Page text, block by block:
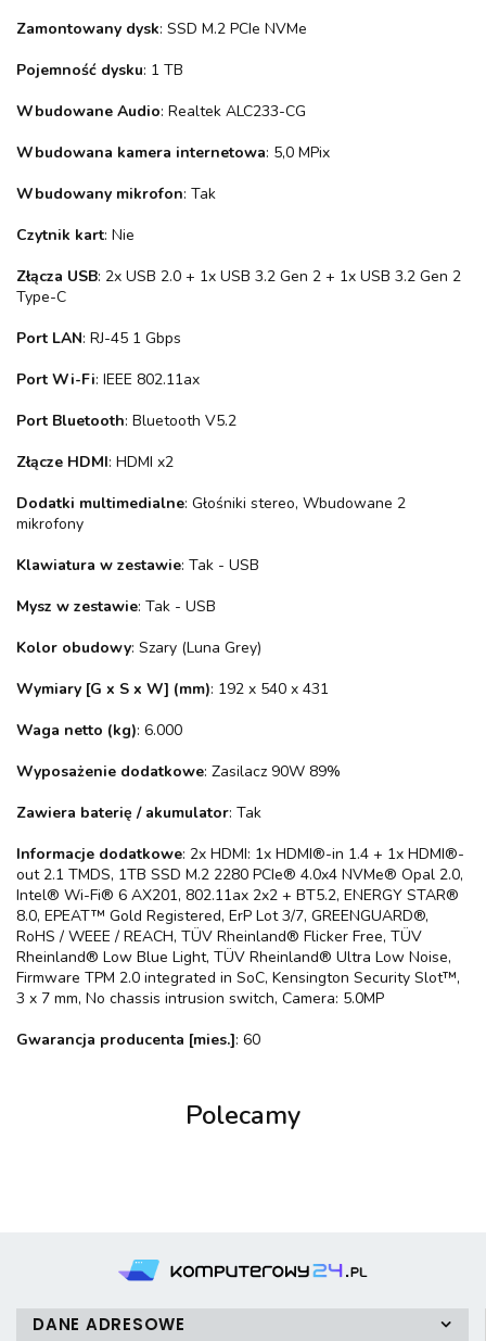
Zamontowany dysk: SSD M.2 PCIe NVMe
Pojemność dysku: 1 TB
Wbudowane Audio: Realtek ALC233-CG
Wbudowana kamera internetowa: 5,0 MPix
Wbudowany mikrofon: Tak
Czytnik kart: Nie
Złącza USB: 2x USB 2.0 + 1x USB 3.2 Gen 2 + 1x USB 3.2 Gen 2
Type-C
Port LAN: RJ-45 1 Gbps
Port Wi-Fi: IEEE 802.11ax
Port Bluetooth: Bluetooth V5.2
Złącze HDMI: HDMI x2
Dodatki multimedialne: Głośniki stereo, Wbudowane 2
mikrofony
Klawiatura w zestawie: Tak - USB
Mysz w zestawie: Tak - USB
Kolor obudowy: Szary (Luna Grey)
Wymiary [G x S x W] (mm): 192 x 540 x 431
Waga netto (kg): 6.000
Wyposażenie dodatkowe: Zasilacz 90W 89%
Zawiera baterię / akumulator: Tak
Informacje dodatkowe: 2x HDMI: 1x HDMI®-in 1.4 + 1x HDMI®-
out 2.1 TMDS, 1TB SSD M.2 2280 PCIe® 4.0x4 NVMe® Opal 2.0,
Intel® Wi-Fi® 6 AX201, 802.11ax 2x2 + BT5.2, ENERGY STAR®
8.0, EPEAT™ Gold Registered, ErP Lot 3/7, GREENGUARD®,
RoHS / WEEE / REACH, TÜV Rheinland® Flicker Free, TÜV
Rheinland® Low Blue Light, TÜV Rheinland® Ultra Low Noise,
Firmware TPM 2.0 integrated in SoC, Kensington Security Slot™,
3 x 7 mm, No chassis intrusion switch, Camera: 5.0MP
Gwarancja producenta [mies.]: 60
Polecamy
DANE ADRESOWE